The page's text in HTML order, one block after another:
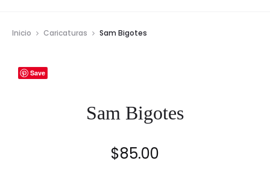
Inicio Caricaturas Sam Bigotes
Save
Sam Bigotes
$85.00